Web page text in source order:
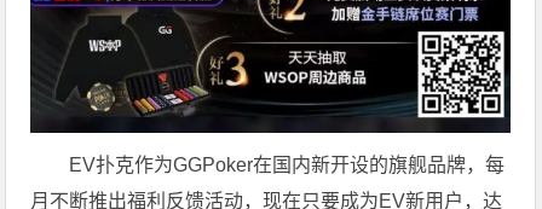
EV扑克作为GGPoker在国内新开设的旗舰品牌，每
月不断推出福利反馈活动，现在只要成为EV新用户，达